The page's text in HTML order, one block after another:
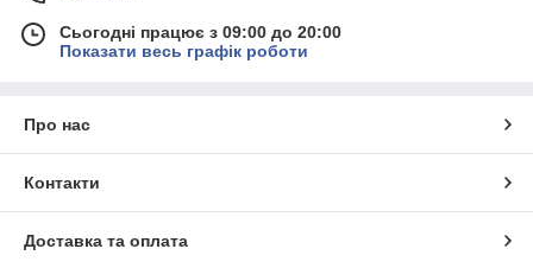
Сьогодні працює з 09:00 до 20:00
Показати весь графік роботи
Про нас
Контакти
Доставка та оплата